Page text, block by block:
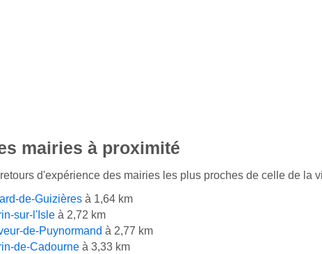
mairies à proximité
d'expérience des mairies les plus proches de celle de la
de-Guizières à 1,64 km
sur-l'Isle à 2,72 km
de-Puynormand à 2,77 km
de-Cadourne à 3,33 km